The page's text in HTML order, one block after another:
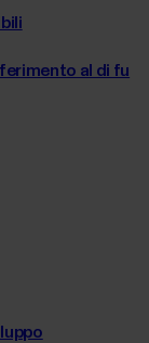
al di fu